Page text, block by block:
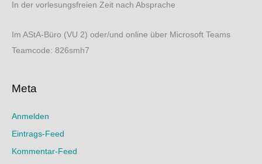
In der vorlesungsfreien Zeit nach Absprache
Im AStA-Büro (VU 2) oder/und online über Microsoft Teams
Teamcode: 826smh7
Meta
Anmelden
Eintrags-Feed
Kommentar-Feed